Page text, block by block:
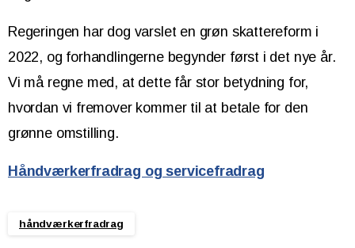
Regeringen har dog varslet en grøn skattereform i
2022, og forhandlingerne begynder først i det nye år.
Vi må regne med, at dette får stor betydning for,
hvordan vi fremover kommer til at betale for den
grønne omstilling.
Håndværkerfradrag og servicefradrag
håndværkerfradrag